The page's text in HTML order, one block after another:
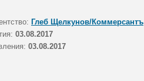
Глеб Щелкунов/Коммерсантъ
03.08.2017
03.08.2017